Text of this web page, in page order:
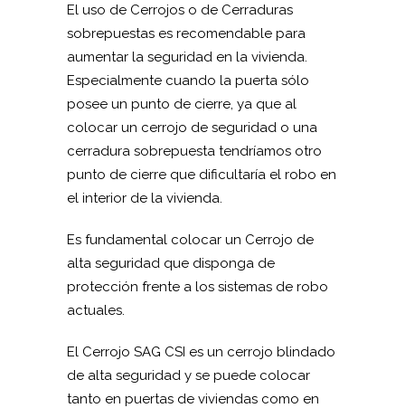
El uso de Cerrojos o de Cerraduras
sobrepuestas es recomendable para
aumentar la seguridad en la vivienda.
Especialmente cuando la puerta sólo
posee un punto de cierre, ya que al
colocar un cerrojo de seguridad o una
cerradura sobrepuesta tendríamos otro
punto de cierre que dificultaría el robo en
el interior de la vivienda.
Es fundamental colocar un Cerrojo de
alta seguridad que disponga de
protección frente a los sistemas de robo
actuales.
El Cerrojo SAG CSI es un cerrojo blindado
de alta seguridad y se puede colocar
tanto en puertas de viviendas como en